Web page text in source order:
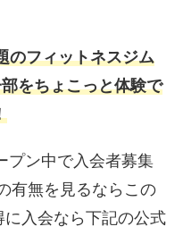
のフィットネスジム
をちょこっと体験で
プン中で入会者募集
有無を見るならこの
入会なら下記の公式